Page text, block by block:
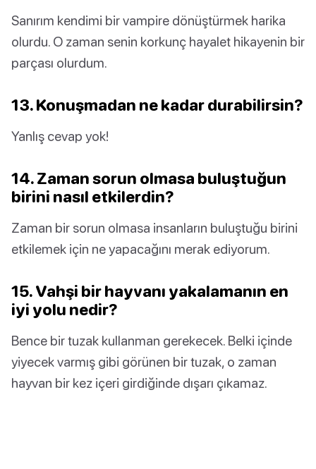
Sanırım kendimi bir vampire dönüştürmek harika
olurdu. O zaman senin korkunç hayalet hikayenin bir
parçası olurdum.
13. Konuşmadan ne kadar durabilirsin?
Yanlış cevap yok!
14. Zaman sorun olmasa buluştuğun
birini nasıl etkilerdin?
Zaman bir sorun olmasa insanların buluştuğu birini
etkilemek için ne yapacağını merak ediyorum.
15. Vahşi bir hayvanı yakalamanın en
iyi yolu nedir?
Bence bir tuzak kullanman gerekecek. Belki içinde
yiyecek varmış gibi görünen bir tuzak, o zaman
hayvan bir kez içeri girdiğinde dışarı çıkamaz.